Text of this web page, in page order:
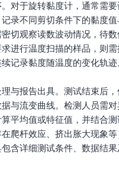
对于旋转黏度计，通常需
录不同剪切条件下的黏度值
切观察读数波动情况，待
进行温度扫描的样品，则
记录黏度随温度的变化轨迹
与报告出具。测试结束后
与流变曲线。检测人员需对
平均值或特征值，并结合
爬杆效应、挤出胀大现象等
含详细测试条件、数据结